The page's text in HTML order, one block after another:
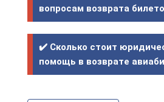
вопросам возврата
✔️ Сколько стоит
помощь в возврате